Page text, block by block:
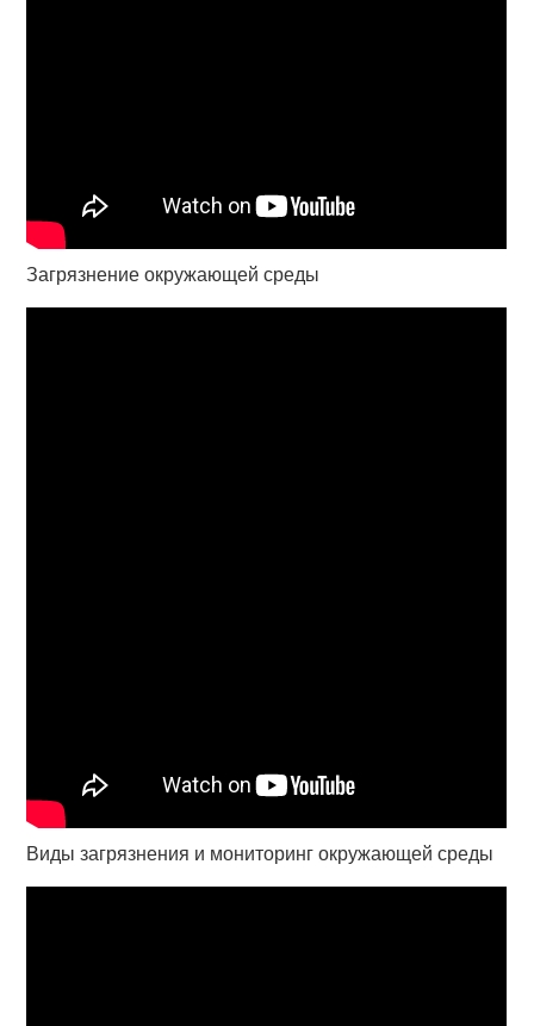
Загрязнение окружающей среды
Виды загрязнения и мониторинг окружающей среды